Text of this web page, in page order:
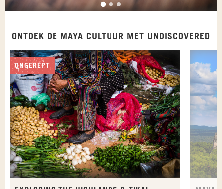
ONTDEK DE MAYA CULTUUR MET UNDISCOVERED
ONGEREPT